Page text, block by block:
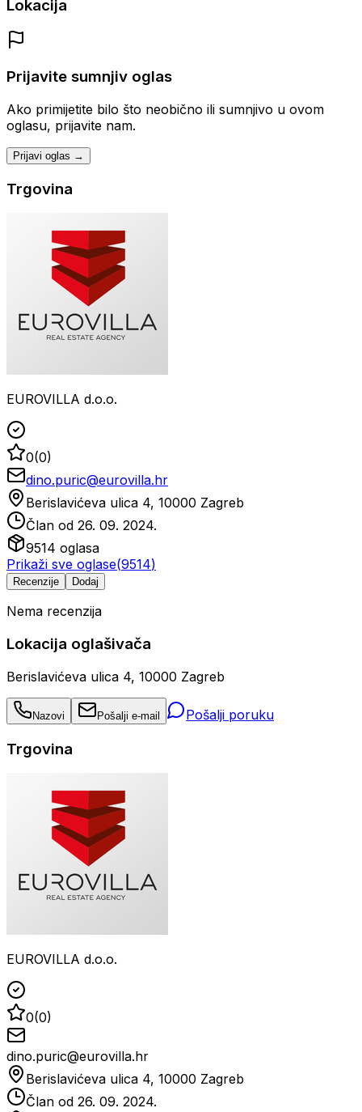
Lokacija
Prijavite sumnjiv oglas
Ako primijetite bilo što neobično ili sumnjivo u ovom
oglasu, prijavite nam.
Prijavi oglas →
Trgovina
EUROVILLA d.o.o.
0(0)
dino.puric@eurovilla.hr
Berislavićeva ulica 4, 10000 Zagreb
Član od 26. 09. 2024.
9514 oglasa
Prikaži sve oglase(9514)
Recenzije Dodaj
Nema recenzija
Lokacija oglašivača
Berislavićeva ulica 4, 10000 Zagreb
Nazovi Pošalji e-mail Pošalji poruku
Trgovina
EUROVILLA d.o.o.
0(0)
dino.puric@eurovilla.hr
Berislavićeva ulica 4, 10000 Zagreb
Član od 26. 09. 2024.